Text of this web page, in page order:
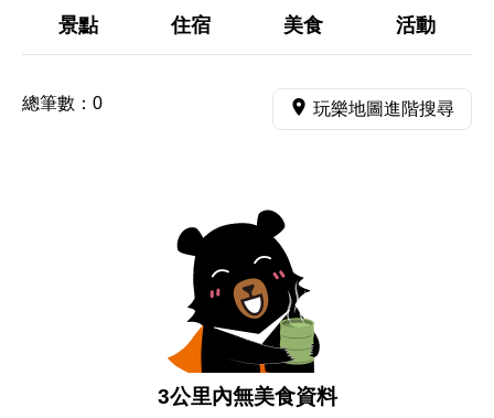
景點 住宿 美食 活動
總筆數： 0 玩樂地圖進階搜尋
3公里內無美食資料